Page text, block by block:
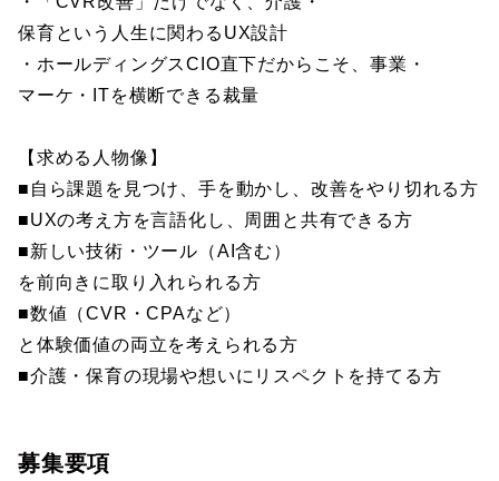
保育という人生に関わるUX設計
・ホールディングスCIO直下だからこそ、事業・
マーケ・ITを横断できる裁量
【求める人物像】
■自ら課題を見つけ、手を動かし、改善をやり切れる方
■UXの考え方を言語化し、周囲と共有できる方
■新しい技術・ツール（AI含む）
を前向きに取り入れられる方
■数値（CVR・CPAなど）
と体験価値の両立を考えられる方
■介護・保育の現場や想いにリスペクトを持てる方
募集要項